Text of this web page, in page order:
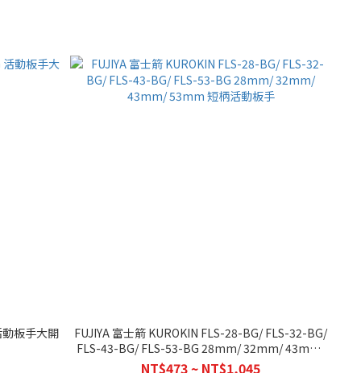
動板手大開
FUJIYA 富士箭 KUROKIN FLS-28-BG/ FLS-32-BG/
FLS-43-BG/ FLS-53-BG 28mm/ 32mm/ 43mm/
53mm 短柄活動板手
NT$473 ~ NT$1,045